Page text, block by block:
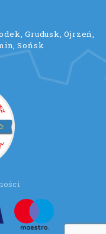
Grudusk, Ojrzeń,
Sońsk